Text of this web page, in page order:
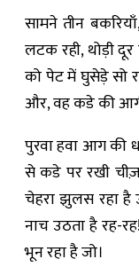
सामने तीन
लटक रही, थोड़ी
को पेट में घुसेड़े सो
और, वह कडे की
पुरवा हवा आग की
से कडे पर रखी
चेहरा झुलस रहा है
नाच उठता है रह-
भून रहा है जो।